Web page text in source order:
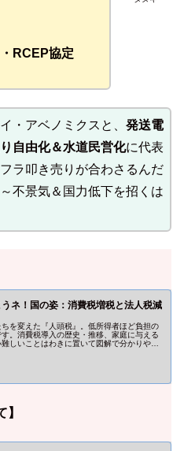
RCEP協定
・アベノミクスと、 発送電
自由化＆水道民営化に代表
ラ叩き売りが合わさるんだ
不景気＆国力低下を招くは
ネ！国の姿：消費税増税と法人税減
を変えた『人頭税』。低所得者ほど負担の
。消費税導入の歴史・推移、家庭に与える
しいことはわきに置いて図解で分かりやす